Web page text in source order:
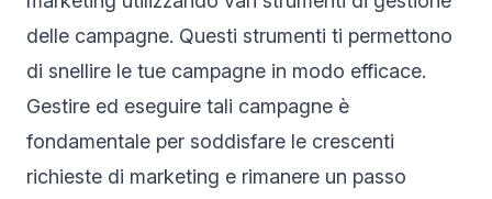
delle campagne. Questi strumenti ti permettono
di snellire le tue campagne in modo efficace.
Gestire ed eseguire tali campagne è
fondamentale per soddisfare le crescenti
richieste di marketing e rimanere un passo